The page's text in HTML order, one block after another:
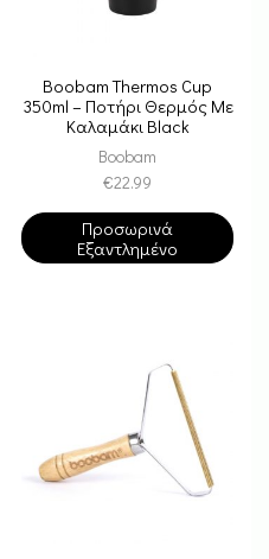
Boobam Thermos Cup
350ml – Ποτήρι Θερμός Με
Καλαμάκι Black
Boobam
€22.99
Προσωρινά
Εξαντλημένο